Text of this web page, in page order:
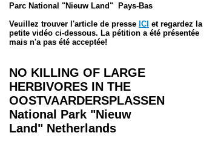
Parc National "Nieuw Land"
Pays-Bas
Veuillez trouver l'article de presse ICI et regardez la
petite vidéo ci-dessous. La pétition a été présentée
mais n'a pas été acceptée!
NO KILLING OF LARGE
HERBIVORES IN THE
OOSTVAARDERSPLASSEN
National Park "Nieuw
Land" Netherlands